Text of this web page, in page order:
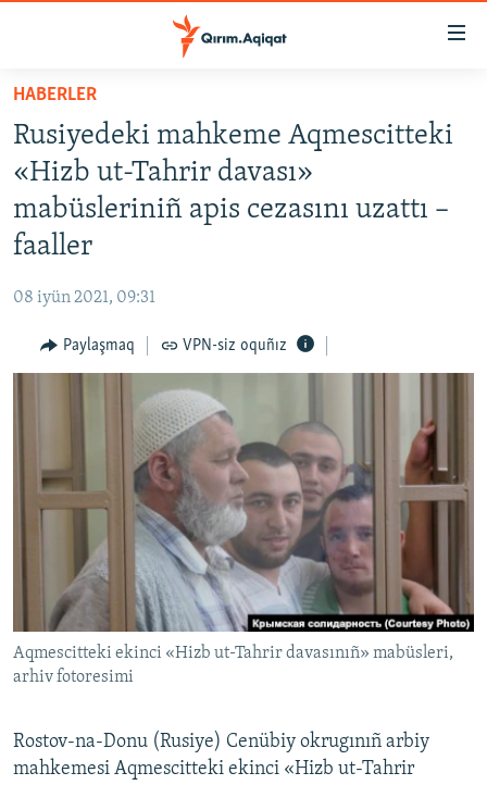
Esas
qaytmaq
Baş
navigatsiyağa
qaytmaq
Qıdıruvğa
SİYASET
İQTİSADİYAT
CEMİYET
İNSAN AQLARI
VİDEO
FİKİR
Українською
QOŞULIÑIZ!
RFE/RS bütün saytları
HABERLER
Rusiyedeki mahkeme Aqmescitteki
«Hizb ut-Tahrir davası»
mabüsleriniñ apis cezasını uzattı –
faaller
08 iyün 2021, 09:31
Paylaşmaq VPN-siz oquñız
Aqmescitteki ekinci «Hizb ut-Tahrir davasınıñ» mabüsleri,
arhiv fotoresimi
Rostov-na-Donu (Rusiye) Cenübiy okrugınıñ arbiy
mahkemesi Aqmescitteki ekinci «Hizb ut-Tahrir